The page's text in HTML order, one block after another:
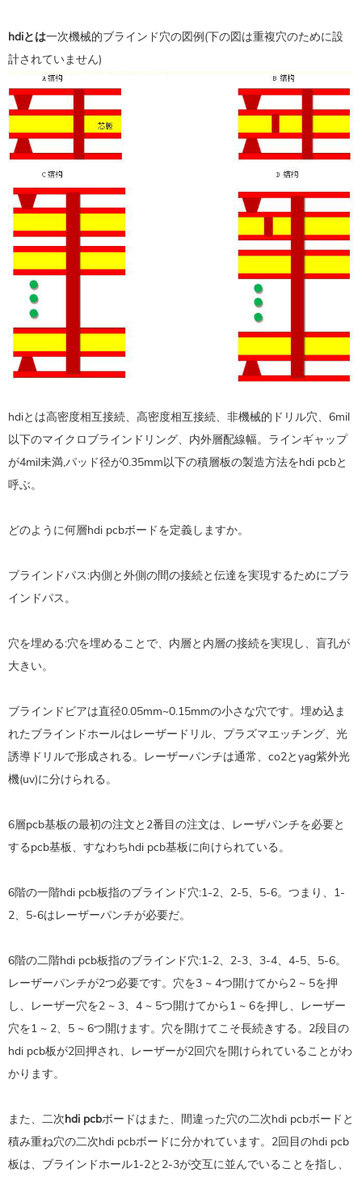
hdiとは一次機械的ブラインド穴の図例(下の図は重複穴のために設
計されていません)
hdiとは高密度相互接続、高密度相互接続、非機械的ドリル穴、6mil
以下のマイクロブラインドリング、内外層配線幅。ラインギャップ
が4mil未満,パッド径が0.35mm以下の積層板の製造方法をhdi pcbと
呼ぶ。
どのように何層hdi pcbボードを定義しますか。
ブラインドパス:内側と外側の間の接続と伝達を実現するためにブラ
インドパス。
穴を埋める:穴を埋めることで、内層と内層の接続を実現し、盲孔が
大きい。
ブラインドビアは直径0.05mm~0.15mmの小さな穴です。埋め込ま
れたブラインドホールはレーザードリル、プラズマエッチング、光
誘導ドリルで形成される。レーザーパンチは通常、co2とyag紫外光
機(uv)に分けられる。
6層pcb基板の最初の注文と2番目の注文は、レーザパンチを必要と
するpcb基板、すなわちhdi pcb基板に向けられている。
6階の一階hdi pcb板指のブラインド穴:1-2、2-5、5-6。つまり、1-
2、5-6はレーザーパンチが必要だ。
6階の二階hdi pcb板指のブラインド穴:1-2、2-3、3-4、4-5、5-6。
レーザーパンチが2つ必要です。穴を3 ~ 4つ開けてから2 ~ 5を押
し、レーザー穴を2 ~ 3、4 ~ 5つ開けてから1 ~ 6を押し、レーザー
穴を1 ~ 2、5 ~ 6つ開けます。穴を開けてこそ長続きする。2段目の
hdi pcb板が2回押され、レーザーが2回穴を開けられていることがわ
かります。
また、二次hdi pcbボードはまた、間違った穴の二次hdi pcbボードと
積み重ね穴の二次hdi pcbボードに分かれています。2回目のhdi pcb
板は、ブラインドホール1-2と2-3が交互に並んでいることを指し、